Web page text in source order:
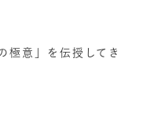
極意」を伝授してき